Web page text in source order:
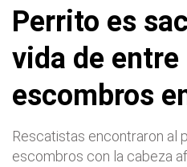
Perrito es
vida de entre
escombros
Rescatistas encontraron al
escombros con la cabeza